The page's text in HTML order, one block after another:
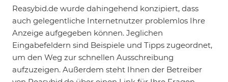
Reasybid.de wurde dahingehend konzipiert, dass
auch gelegentliche Internetnutzer problemlos Ihre
Anzeige aufgegeben können. Jeglichen
Eingabefeldern sind Beispiele und Tipps zugeordnet,
um den Weg zur schnellen Ausschreibung
aufzuzeigen. Außerdem steht Ihnen der Betreiber